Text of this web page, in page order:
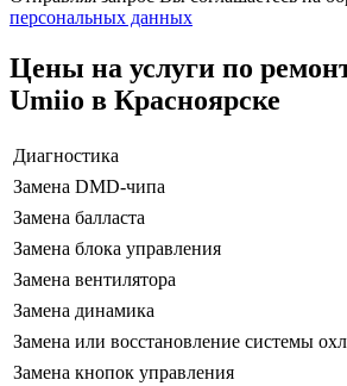
персональных данных
Цены на услуги по
Umiio в Красноярске
Диагностика
Замена DMD-чипа
Замена балласта
Замена блока управления
Замена вентилятора
Замена динамика
Замена или восстановление системы
Замена кнопок управления